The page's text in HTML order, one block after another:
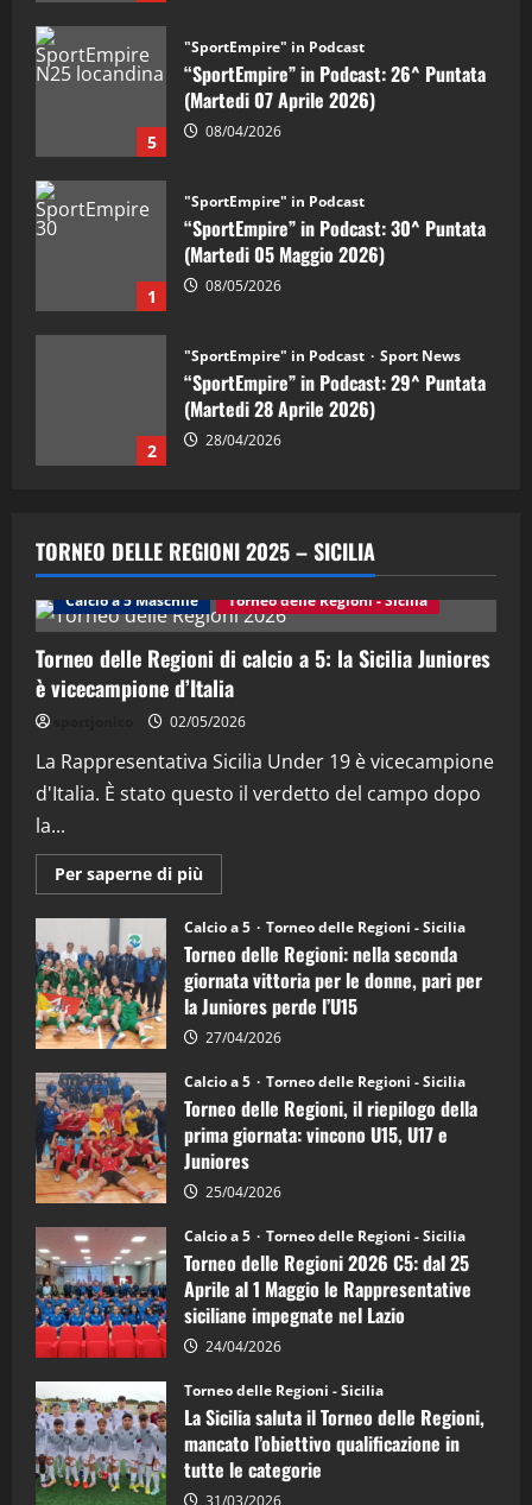
5
"SportEmpire" in Podcast
“SportEmpire” in Podcast: 26^ Puntata
(Martedi 07 Aprile 2026)
08/04/2026
1
"SportEmpire" in Podcast
“SportEmpire” in Podcast: 30^ Puntata
(Martedi 05 Maggio 2026)
08/05/2026
2
"SportEmpire" in Podcast Sport News
“SportEmpire” in Podcast: 29^ Puntata
(Martedi 28 Aprile 2026)
28/04/2026
3
“SportEmpire” in Podcast: 28^ Puntata
(Martedi 21 Aprile 2026)
21/04/2026
4
"SportEmpire" in Podcast Sport News
“SportEmpire” in Podcast: 27^ Puntata
(Martedi 14 Aprile 2026)
15/04/2026
5
(Martedi 07 Aprile 2026)
TORNEO DELLE REGIONI 2025 – SICILIA
Calcio a 5 Maschile Torneo delle Regioni - Sicilia
Torneo delle Regioni di calcio a 5: la Sicilia Juniores
è vicecampione d’Italia
02/05/2026
La Rappresentativa Sicilia Under 19 è vicecampione
d'Italia. È stato questo il verdetto del campo dopo
la...
Per saperne di più
informazioni
Torneo
delle
Regioni
di
calcio
a
5:
la
Juniores
è
vicecampione
d’Italia
Calcio a 5 Torneo delle Regioni - Sicilia
Torneo delle Regioni: nella seconda
giornata vittoria per le donne, pari per
la Juniores perde l’U15
27/04/2026
Calcio a 5 Torneo delle Regioni - Sicilia
Torneo delle Regioni, il riepilogo della
prima giornata: vincono U15, U17 e
Juniores
25/04/2026
Calcio a 5 Torneo delle Regioni - Sicilia
Torneo delle Regioni 2026 C5: dal 25
Aprile al 1 Maggio le Rappresentative
siciliane impegnate nel Lazio
24/04/2026
Torneo delle Regioni - Sicilia
La Sicilia saluta il Torneo delle Regioni,
mancato l’obiettivo qualificazione in
tutte le categorie
31/03/2026